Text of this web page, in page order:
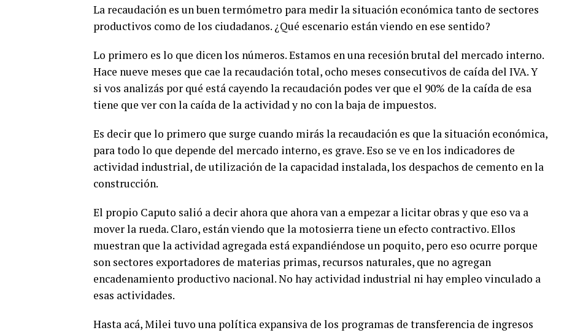
La recaudación es un buen termómetro para medir la situación económica tanto de sectores
productivos como de los ciudadanos. ¿Qué escenario están viendo en ese sentido?
Lo primero es lo que dicen los números. Estamos en una recesión brutal del mercado interno.
Hace nueve meses que cae la recaudación total, ocho meses consecutivos de caída del IVA. Y
si vos analizás por qué está cayendo la recaudación podes ver que el 90% de la caída de esa
tiene que ver con la caída de la actividad y no con la baja de impuestos.
Es decir que lo primero que surge cuando mirás la recaudación es que la situación económica,
para todo lo que depende del mercado interno, es grave. Eso se ve en los indicadores de
actividad industrial, de utilización de la capacidad instalada, los despachos de cemento en la
construcción.
El propio Caputo salió a decir ahora que ahora van a empezar a licitar obras y que eso va a
mover la rueda. Claro, están viendo que la motosierra tiene un efecto contractivo. Ellos
muestran que la actividad agregada está expandiéndose un poquito, pero eso ocurre porque
son sectores exportadores de materias primas, recursos naturales, que no agregan
encadenamiento productivo nacional. No hay actividad industrial ni hay empleo vinculado a
esas actividades.
Hasta acá, Milei tuvo una política expansiva de los programas de transferencia de ingresos